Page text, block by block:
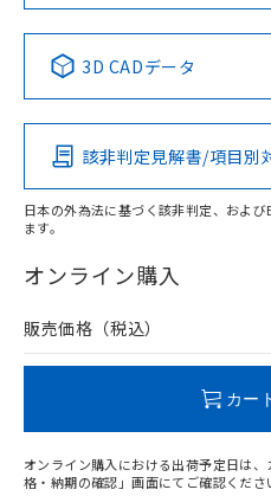
Pb Hg
O
在庫等で未対応品が混在する
問い合わせください。
Yes No
この製品
その他の認証はこち
3D CADデータ
該非判定見解書/項目別
日本の外為法に基づく該非判定、およ
ます。
オンライン購入
販売価格（税込）
カー
オンライン購入における出荷予定日は
格・納期の確認」画面にてご確認くださ